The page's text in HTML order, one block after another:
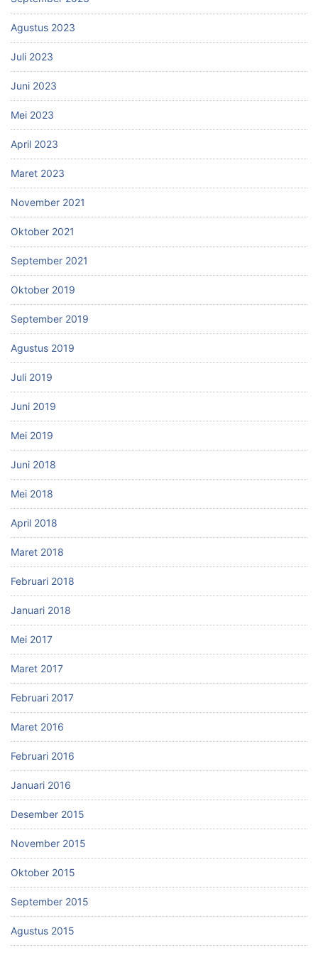
Agustus 2023
Juli 2023
Juni 2023
Mei 2023
April 2023
Maret 2023
November 2021
Oktober 2021
September 2021
Oktober 2019
September 2019
Agustus 2019
Juli 2019
Juni 2019
Mei 2019
Juni 2018
Mei 2018
April 2018
Maret 2018
Februari 2018
Januari 2018
Mei 2017
Maret 2017
Februari 2017
Maret 2016
Februari 2016
Januari 2016
Desember 2015
November 2015
Oktober 2015
September 2015
Agustus 2015